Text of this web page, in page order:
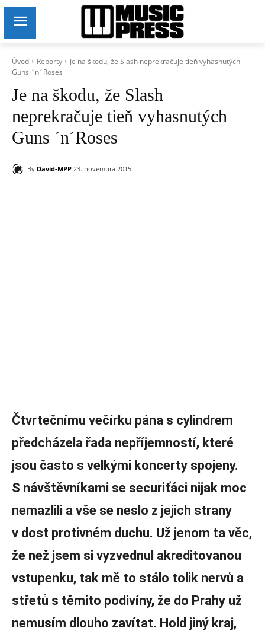
Úvod Reporty
Je na škodu, že Slash neprekračuje tieň vyhasnutých
Guns ´n´Roses
Je na škodu, že Slash
neprekračuje tieň vyhasnutých
Guns ´n´Roses
By David-MPP 23. novembra 2015
Čtvrtečnímu večírku pána s cylindrem
předcházela řada nepříjemností, které
jsou často s velkými koncerty spojeny.
S návštěvníkami se securiťáci nijak moc
nemazlili a vše se neslo z jejich strany
v dost protivném duchu. Už jenom ta věc,
že než jsem si vyzvednul akreditovanou
vstupenku, tak mě to stálo tolik nervů a
střetů s těmito podivíny, že do Prahy už
nemusím dlouho zavítat. Hold jiný kraj,